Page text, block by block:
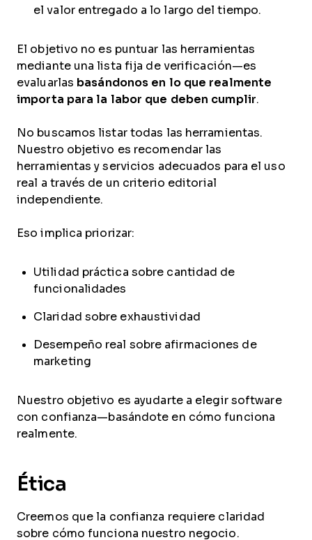
el valor entregado a lo largo del tiempo.
El objetivo no es puntuar las herramientas
mediante una lista fija de verificación—es
evaluarlas basándonos en lo que realmente
importa para la labor que deben cumplir.
No buscamos listar todas las herramientas.
Nuestro objetivo es recomendar las
herramientas y servicios adecuados para el uso
real a través de un criterio editorial
independiente.
Eso implica priorizar:
Utilidad práctica sobre cantidad de
funcionalidades
Claridad sobre exhaustividad
Desempeño real sobre afirmaciones de
marketing
Nuestro objetivo es ayudarte a elegir software
con confianza—basándote en cómo funciona
realmente.
Ética
Creemos que la confianza requiere claridad
sobre cómo funciona nuestro negocio.